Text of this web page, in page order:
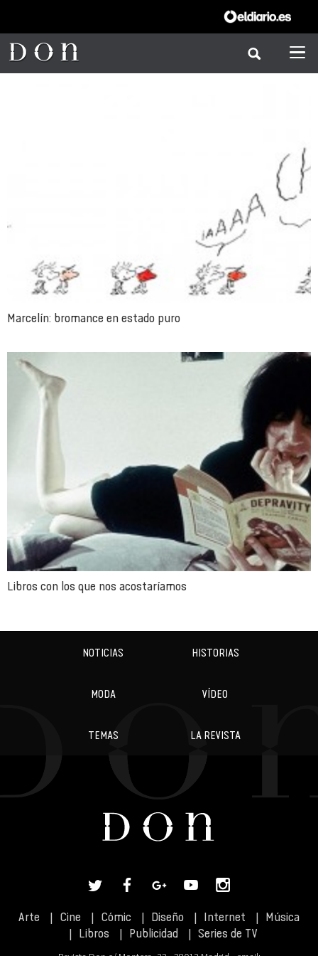
Marcelín: bromance en estado puro
Libros con los que nos acostaríamos
NOTICIAS HISTORIAS
MODA VÍDEO
TEMAS LA REVISTA
Arte Cine Cómic Diseño Internet
Música
Libros
Publicidad Series de TV